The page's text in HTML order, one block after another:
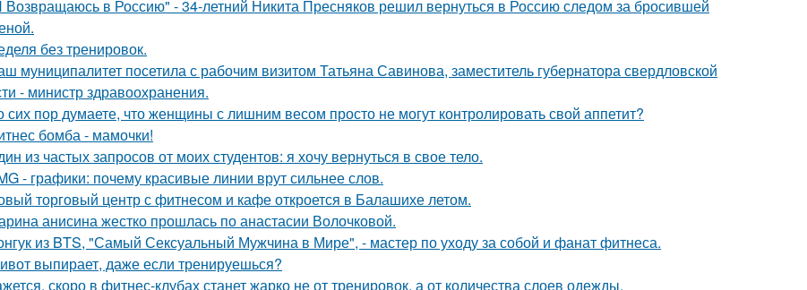
Возвращаюсь в Россию" - 34-летний Никита Пресняков решил вернуться в Россию следом за бросившей
без тренировок.
муниципалитет посетила с рабочим визитом Татьяна Савинова, заместитель губернатора свердловской
- министр здравоохранения.
сих пор думаете, что женщины с лишним весом просто не могут контролировать свой аппетит?
бомба - мамочки!
из частых запросов от моих студентов: я хочу вернуться в свое тело.
- графики: почему красивые линии врут сильнее слов.
торговый центр с фитнесом и кафе откроется в Балашихе летом.
анисина жестко прошлась по анастасии Волочковой.
из BTS, "Самый Сексуальный Мужчина в Мире", - мастер по уходу за собой и фанат фитнеса.
выпирает, даже если тренируешься?
скоро в фитнес-клубах станет жарко не от тренировок, а от количества слоев одежды.